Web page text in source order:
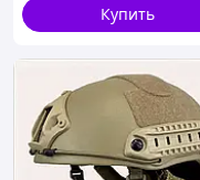
Купить